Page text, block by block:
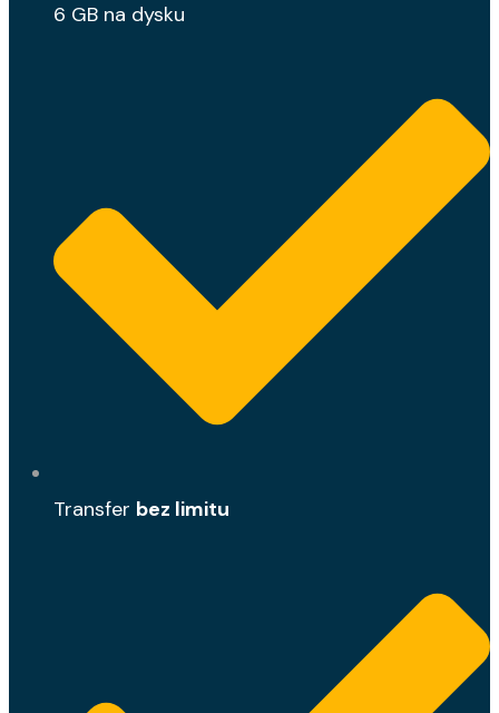
6 GB na dysku
Transfer bez limitu